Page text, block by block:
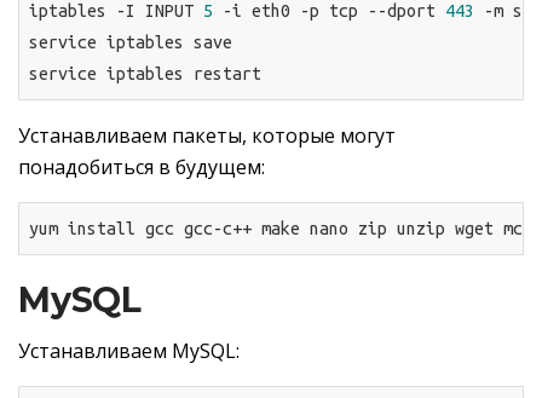
iptables -I INPUT 5 -i eth0 -p tcp --dport 443
-m
service iptables save
service iptables restart
Устанавливаем пакеты, которые могут
понадобиться в будущем:
yum install gcc gcc-c++ make nano zip unzip wget mc
MySQL
Устанавливаем MySQL: